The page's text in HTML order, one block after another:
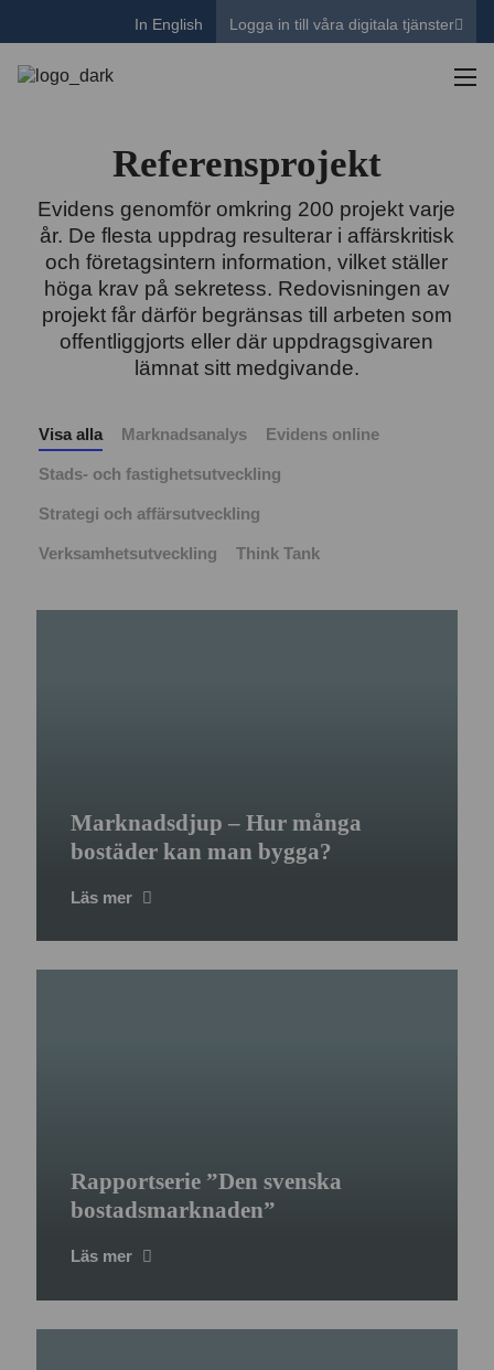
In English Logga in till våra digitala tjänster
Referensprojekt
Evidens genomför omkring 200 projekt varje
år. De flesta uppdrag resulterar i affärskritisk
och företagsintern information, vilket ställer
höga krav på sekretess. Redovisningen av
projekt får därför begränsas till arbeten som
offentliggjorts eller där uppdragsgivaren
lämnat sitt medgivande.
Visa alla Marknadsanalys Evidens online
Stads- och fastighetsutveckling
Strategi och affärsutveckling
Verksamhetsutveckling Think Tank
Marknadsdjup – Hur många
bostäder kan man bygga?
Läs mer
Rapportserie ”Den svenska
bostadsmarknaden”
Läs mer